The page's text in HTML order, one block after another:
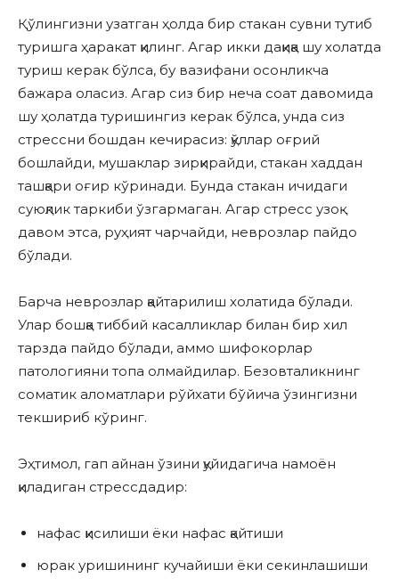
Қўлингизни узатган ҳолда бир стакан сувни тутиб
туришга ҳаракат қилинг. Агар икки дақиқа шу холатда
туриш керак бўлса, бу вазифани осонликча
бажара оласиз. Агар сиз бир неча соат давомида
шу ҳолатда туришингиз керак бўлса, унда сиз
стрессни бошдан кечирасиз: қўллар оғрий
бошлайди, мушаклар зирқирайди, стакан хаддан
ташқари оғир кўринади. Бунда стакан ичидаги
суюқлик таркиби ўзгармаган. Агар стресс узоқ
давом этса, руҳият чарчайди, неврозлар пайдо
бўлади.
Барча неврозлар қайтарилиш холатида бўлади.
Улар бошқа тиббий касалликлар билан бир хил
тарзда пайдо бўлади, аммо шифокорлар
патологияни топа олмайдилар. Безовталикнинг
соматик аломатлари рўйхати бўйича ўзингизни
текшириб кўринг.
Эҳтимол, гап айнан ўзини қуйидагича намоён
қиладиган стрессдадир:
нафас қисилиши ёки нафас қайтиши
юрак уришининг кучайиши ёки секинлашиши